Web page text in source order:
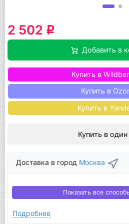
2 502 q
Добавить в
Купить в
Купить в
Купить в
Купить в
Доставка в город Москва
Показать все
Подробнее